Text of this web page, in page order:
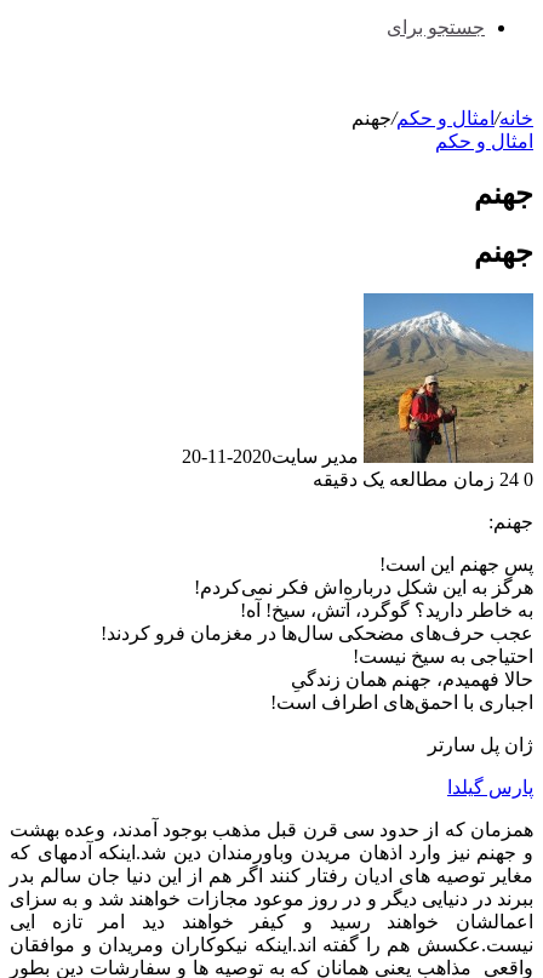
جستجو برای
خانه/ امثال و حکم/جهنم
امثال و حکم
جهنم
جهنم
مدیر سایت2020-11-20
0
زمان مطالعه یک دقیقه
جهنم:
پس جهنم اين است!
هرگز به این شکل درباره‌اش فكر نمی‌كردم!
به خاطر دارید؟ گوگرد، آتش، سيخ! آه!
عجب حرف‌های مضحكی سال‌ها در مغزمان فرو کردند!
احتياجی به سيخ نيست!
حالا فهمیدم، جهنم همان زندگیِ
اجباری با احمق‌های اطراف است!
ژان پل سارتر
پارس گیلدا
همزمان که از حدود سی قرن قبل مذهب بوجود آمدند، وعده بهشت
و جهنم نیز وارد اذهان مریدن وباورمندان دین شد.اینکه آدمهای که
مغایر توصیه های ادیان رفتار کنند اگر هم از این دنیا جان سالم بدر
ببرند در دنیایی دیگر و در روز موعود مجازات خواهند شد و به سزای
اعمالشان خواهند رسید و کیفر خواهند دید امر تازه ایی
نیست.عکسش هم را گفته اند.اینکه نیکوکاران ومریدان و موافقان
واقعی مذاهب یعنی همانان که به توصیه ها و سفارشات دین بطور